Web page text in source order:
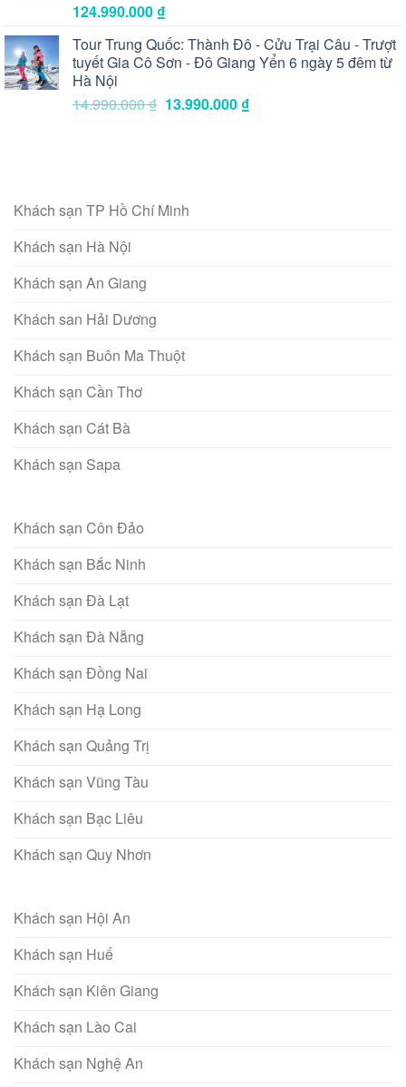
124.990.000 ₫
Tour Trung Quốc: Thành Đô - Cửu Trại Câu - Trượt
tuyết Gia Cô Sơn - Đô Giang Yển 6 ngày 5 đêm từ
Hà Nội
14.990.000₫ Giá
13.990.000 ₫Giá
Khách sạn TP Hồ Chí Minh
Khách sạn Hà Nội
Khách sạn An Giang
Khách san Hải Dương
Khách sạn Buôn Ma Thuột
Khách sạn Cần Thơ
Khách sạn Cát Bà
Khách sạn Sapa
Khách sạn Côn Đảo
Khách sạn Bắc Ninh
Khách sạn Đà Lạt
Khách sạn Đà Nẵng
Khách sạn Đồng Nai
Khách sạn Hạ Long
Khách sạn Quảng Trị
Khách sạn Vũng Tàu
Khách sạn Bạc Liêu
Khách sạn Quy Nhơn
Khách sạn Hội An
Khách sạn Huế
Khách sạn Kiên Giang
Khách sạn Lào Cai
Khách sạn Nghệ An